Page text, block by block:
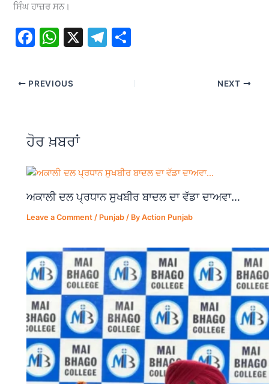
ਸਿੰਘ ਹਾਜ਼ਰ ਸਨ।
F
c
o
o
k
W
at
p
p
X
T
ar
e
PREVIOUS NEXT
ਹੋਰ ਖ਼ਬਰਾਂ
ਅਕਾਲੀ ਦਲ ਪ੍ਰਧਾਨ ਸੁਖਬੀਰ ਬਾਦਲ ਦਾ ਵੱਡਾ ਦਾਅਵਾ…
Leave a Comment / Punjab / ByAction Punjab